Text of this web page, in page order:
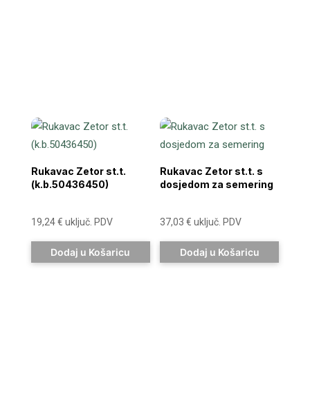
Rukavac Zetor st.t.
(k.b.50436450)
19,24€ uključ. PDV
Dodaj u Košaricu
Rukavac Zetor st.t. s
dosjedom za semering
37,03€ uključ. PDV
Dodaj u Košaricu